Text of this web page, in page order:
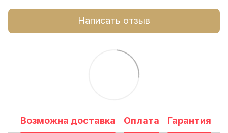
Написать отзыв
Возможна доставка Оплата Гарантия